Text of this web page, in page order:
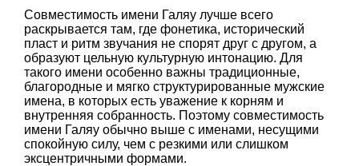
Совместимость имени Галяу лучше всего
раскрывается там, где фонетика, исторический
пласт и ритм звучания не спорят друг с другом, а
образуют цельную культурную интонацию. Для
такого имени особенно важны традиционные,
благородные и мягко структурированные мужские
имена, в которых есть уважение к корням и
внутренняя собранность. Поэтому совместимость
имени Галяу обычно выше с именами, несущими
спокойную силу, чем с резкими или слишком
эксцентричными формами.